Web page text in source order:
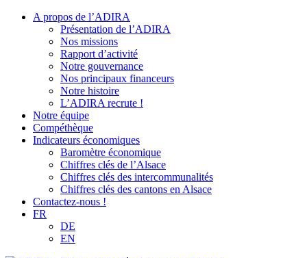
A propos de l’ADIRA
Présentation de l’ADIRA
Nos missions
Rapport d’activité
Notre gouvernance
Nos principaux financeurs
Notre histoire
L’ADIRA recrute !
Notre équipe
Compéthèque
Indicateurs économiques
Baromètre économique
Chiffres clés de l’Alsace
Chiffres clés des intercommunalités
Chiffres clés des cantons en Alsace
Contactez-nous !
FR
DE
EN